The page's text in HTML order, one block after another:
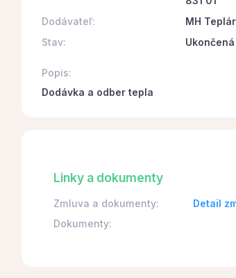
Dodávateľ:
MH
Stav:
Ukončená
Popis:
Dodávka a odber tepla
Linky a dokumenty
Zmluva a dokumenty:
Detail
Dokumenty: